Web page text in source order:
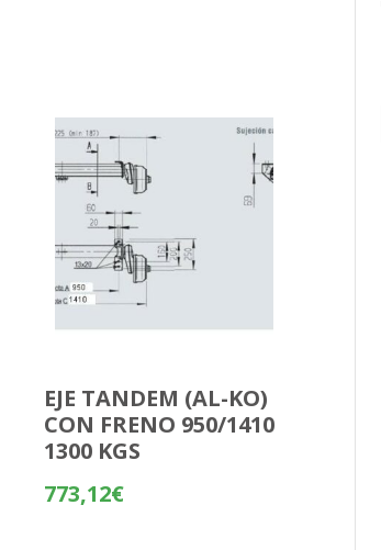
EJE TANDEM (AL-KO)
CON FRENO 950/1410
1300 KGS
773,12€